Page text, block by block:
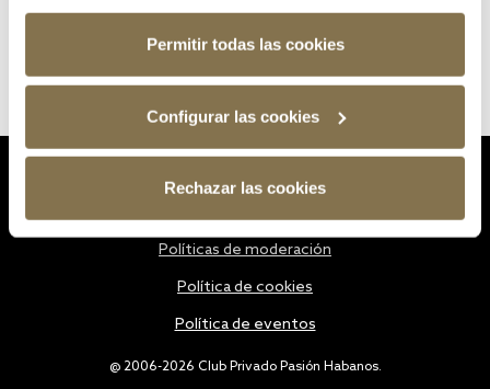
Permitir todas las cookies
Configurar las cookies
Rechazar las cookies
@ 2006-2026 Club Privado Pasión Habanos.
Políticas de moderación
Política de cookies
Política de eventos